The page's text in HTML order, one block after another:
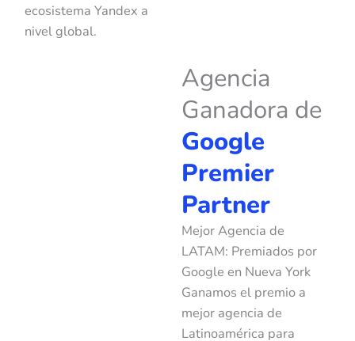
Agencia
Ganadora de
Google
Premier
Partner
Mejor Agencia de
LATAM: Premiados por
Google en Nueva York
Ganamos el premio a
mejor agencia de
Latinoamérica para
ecosistema Yandex a
nivel global.